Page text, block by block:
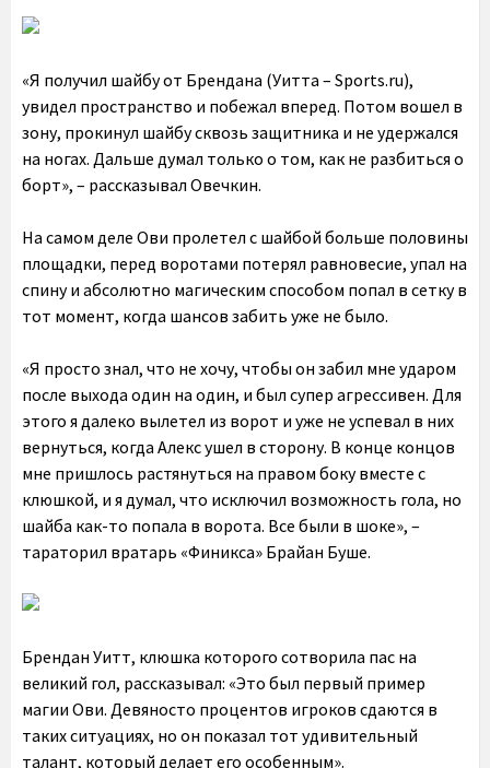
«Я получил шайбу от Брендана (Уитта – Sports.ru),
увидел пространство и побежал вперед. Потом вошел в
зону, прокинул шайбу сквозь защитника и не удержался
на ногах. Дальше думал только о том, как не разбиться о
борт», – рассказывал Овечкин.
На самом деле Ови пролетел с шайбой больше половины
площадки, перед воротами потерял равновесие, упал на
спину и абсолютно магическим способом попал в сетку в
тот момент, когда шансов забить уже не было.
«Я просто знал, что не хочу, чтобы он забил мне ударом
после выхода один на один, и был супер агрессивен. Для
этого я далеко вылетел из ворот и уже не успевал в них
вернуться, когда Алекс ушел в сторону. В конце концов
мне пришлось растянуться на правом боку вместе с
клюшкой, и я думал, что исключил возможность гола, но
шайба как-то попала в ворота. Все были в шоке», –
тараторил вратарь «Финикса» Брайан Буше.
Брендан Уитт, клюшка которого сотворила пас на
великий гол, рассказывал: «Это был первый пример
магии Ови. Девяносто процентов игроков сдаются в
таких ситуациях, но он показал тот удивительный
талант, который делает его особенным».